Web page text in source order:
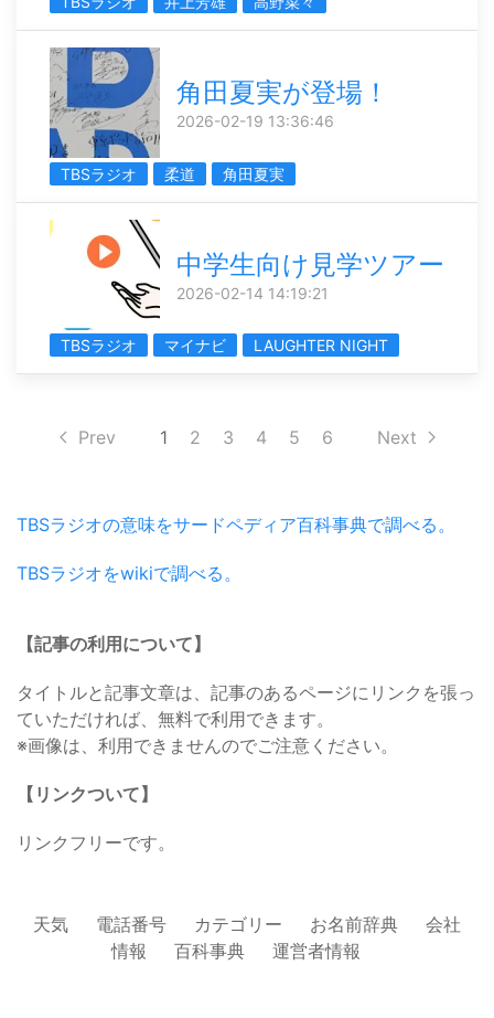
角田夏実が登場！
2026-02-19 13:36:46
TBSラジオ 柔道 角田夏実
中学生向け見学ツアー
2026-02-14 14:19:21
TBSラジオ マイナビ LAUGHTER NIGHT
Prev 1 2 3 4 5 6 Next
TBSラジオの意味をサードペディア百科事典で調べる。
TBSラジオをwikiで調べる。
【記事の利用について】
タイトルと記事文章は、記事のあるページにリンクを張っ
ていただければ、無料で利用できます。
※画像は、利用できませんのでご注意ください。
【リンクついて】
リンクフリーです。
天気 電話番号 カテゴリー お名前辞典
会社
情報
百科事典 運営者情報